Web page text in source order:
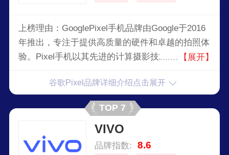
上榜理由：GooglePixel手机品牌由Google于2016
年推出，专注于提供高质量的硬件和卓越的拍照体
验。Pixel手机以其先进的计算摄影技术、优质的
Pixel手机都集成了Google的最新技术，提供及时
的软件更新和长期的支持。
【展开】
谷歌Pixel品牌详细介绍点击展开
TOP 7
VIVO
品牌指数: 8.6